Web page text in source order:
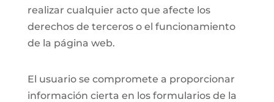
realizar cualquier acto que afecte los
derechos de terceros o el funcionamiento
de la página web.
El usuario se compromete a proporcionar
información cierta en los formularios de la